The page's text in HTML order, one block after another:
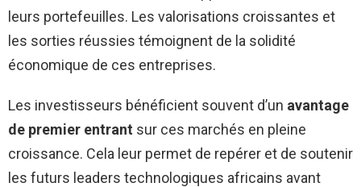
leurs portefeuilles. Les valorisations croissantes et
les sorties réussies témoignent de la solidité
économique de ces entreprises.
Les investisseurs bénéficient souvent d’un avantage
de premier entrant sur ces marchés en pleine
croissance. Cela leur permet de repérer et de soutenir
les futurs leaders technologiques africains avant